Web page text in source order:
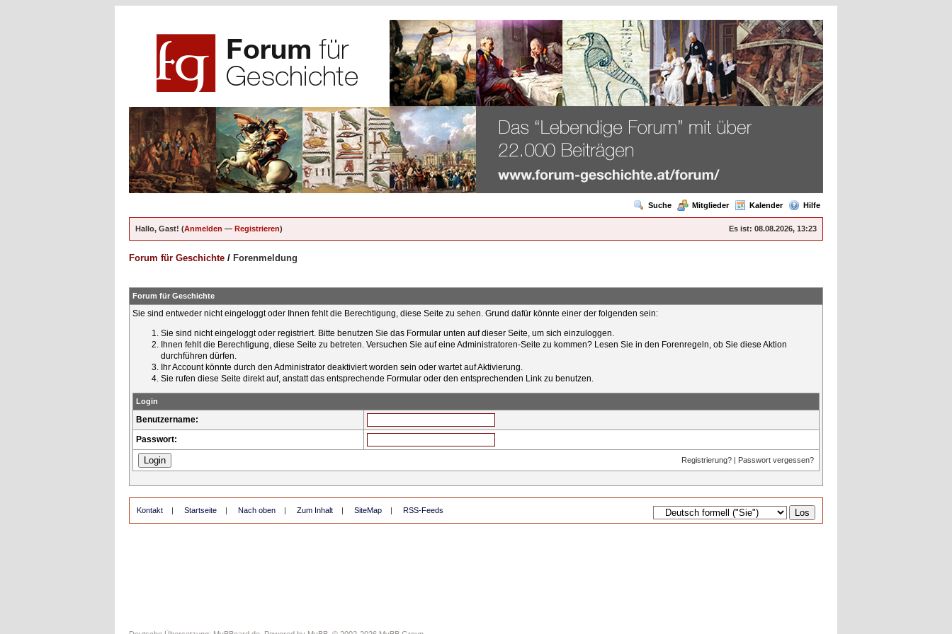
Suche Mitglieder Kalender Hilfe
Es ist: 08.08.2026, 13:23
Hallo, Gast! (Anmelden — Registrieren)
Forum für Geschichte / Forenmeldung
Forum für Geschichte
Sie sind entweder nicht eingeloggt oder Ihnen fehlt die Berechtigung, diese Seite zu sehen. Grund dafür könnte einer der folgenden sein:
Sie sind nicht eingeloggt oder registriert. Bitte benutzen Sie das Formular unten auf dieser Seite, um sich einzuloggen.
Ihnen fehlt die Berechtigung, diese Seite zu betreten. Versuchen Sie auf eine Administratoren-Seite zu kommen? Lesen Sie in den Forenregeln, ob Sie diese Aktion
durchführen dürfen.
Ihr Account könnte durch den Administrator deaktiviert worden sein oder wartet auf Aktivierung.
Sie rufen diese Seite direkt auf, anstatt das entsprechende Formular oder den entsprechenden Link zu benutzen.
Login
Benutzername:
Passwort:
Registrierung? | Passwort vergessen?
Kontakt | Startseite | Nach oben | Zum Inhalt | SiteMap | RSS-Feeds